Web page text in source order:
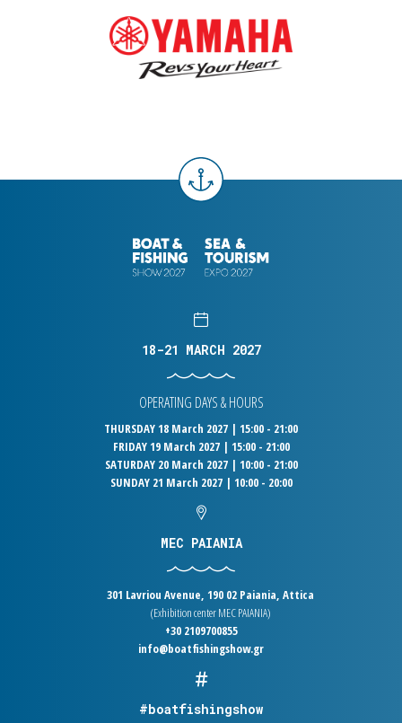
18-21 MARCH 2027
OPERATING DAYS & HOURS
THURSDAY 18 March 2027 | 15:00 - 21:00
FRIDAY 19 March 2027 | 15:00 - 21:00
SATURDAY 20 March 2027 | 10:00 - 21:00
SUNDAY 21 March 2027 | 10:00 - 20:00
MEC PAIANIA
301 Lavriou Avenue, 190 02 Paiania, Attica
(Exhibition center MEC PAIANIA)
+30 2109700855
info@boatfishingshow.gr
#boatfishingshow